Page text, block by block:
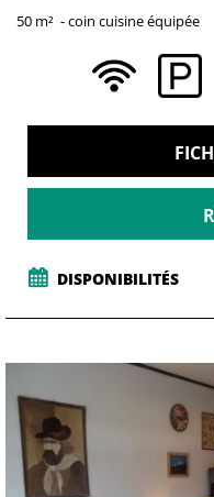
50 m² coin cuisine équipée
DISPONIBILITÉS